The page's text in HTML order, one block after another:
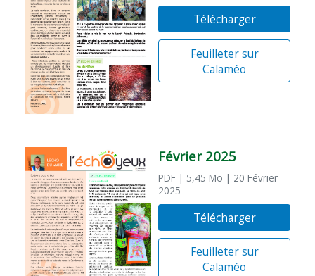
Télécharger
Feuilleter sur
Calaméo
Février 2025
PDF | 5,45 Mo | 20 Février
2025
Télécharger
Feuilleter sur
Calaméo